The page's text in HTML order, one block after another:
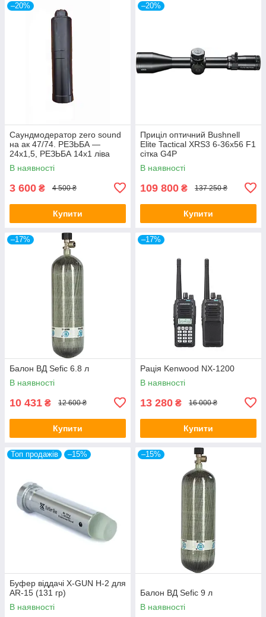
–20%
Саундмодератор zero sound
на ак 47/74. РЕЗЬБА —
24х1,5, РЕЗЬБА 14х1 ліва
В наявності
3 600 ₴ 4 500 ₴
Купити
–20%
Приціл оптичний Bushnell
Elite Tactical XRS3 6-36x56 F1
сітка G4P
В наявності
109 800 ₴ 137 250 ₴
Купити
–17%
Балон ВД Sefic 6.8 л
В наявності
10 431 ₴ 12 600 ₴
Купити
–17%
Рація Kenwood NX-1200
В наявності
13 280 ₴ 16 000 ₴
Купити
Топ продажів –15%
Буфер віддачі X-GUN H-2 для
AR-15 (131 гр)
В наявності
–15%
Балон ВД Sefic 9 л
В наявності